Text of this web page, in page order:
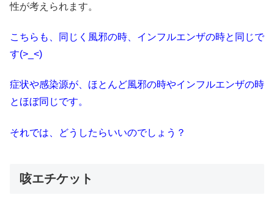
性が考えられます。
こちらも、同じく風邪の時、インフルエンザの時と同じで
す(>_<)
症状や感染源が、ほとんど風邪の時やインフルエンザの時
とほぼ同じです。
それでは、どうしたらいいのでしょう？
咳エチケット